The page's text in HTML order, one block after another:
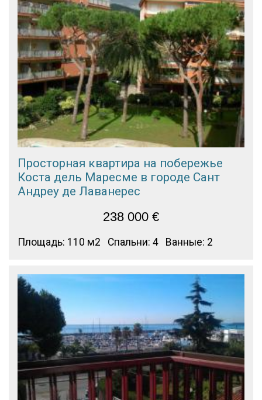
Просторная квартира на побережье
Коста дель Маресме в городе Сант
Андреу де Лаванерес
238 000 €
Площадь: 110 м2 Спальни: 4 Ванные: 2